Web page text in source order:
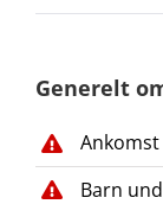
Generelt
Ankomst
Barn